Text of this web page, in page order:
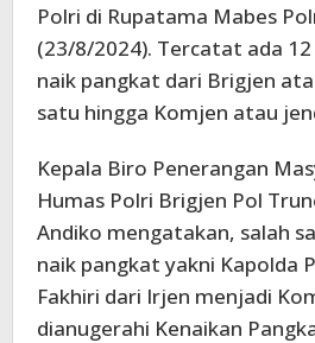
Polri di Rupatama Mabes
(23/8/2024). Tercatat ada
naik pangkat dari Brigjen
satu hingga Komjen atau
Kepala Biro Penerangan
Humas Polri Brigjen Pol
Andiko mengatakan, salah
naik pangkat yakni Kapolda
Fakhiri dari Irjen menjadi
dianugerahi Kenaikan